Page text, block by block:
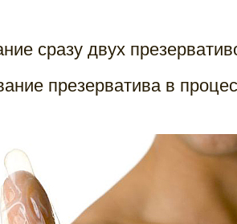
сразу двух
презерватива в